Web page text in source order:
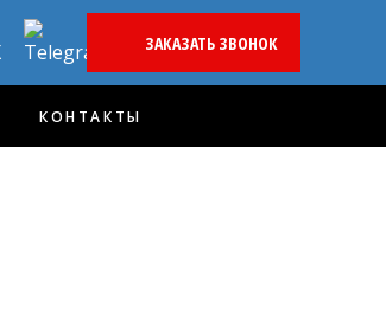
ЗАКАЗАТЬ ЗВОНОК
КОНТАКТЫ